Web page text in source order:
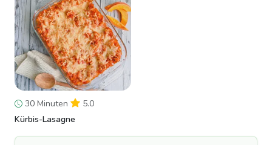
30 Minuten
5.0
Kürbis-Lasagne